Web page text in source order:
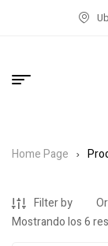
Home Page
Filter by
Mostrando los 6